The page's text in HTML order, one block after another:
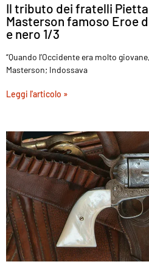
Il tributo dei fratelli Pietta
Masterson famoso Eroe
e nero 1/3
“Quando l’Occidente era molto
Masterson; Indossava
Leggi l'articolo »